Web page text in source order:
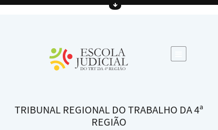
TRIBUNAL REGIONAL DO TRABALHO DA 4ª
REGIÃO